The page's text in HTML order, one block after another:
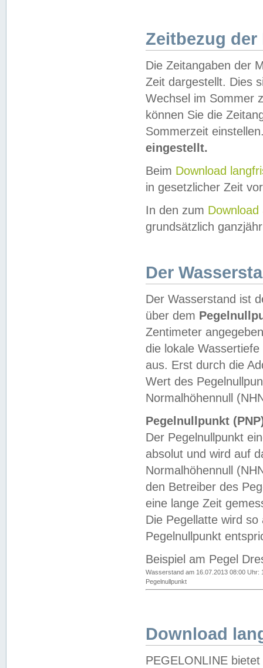
Zeitbezug der
Die Zeitangaben der
Zeit dargestellt. Dies
Wechsel im Sommer
können Sie die
Sommerzeit
eingestellt.
Beim Download
in gesetzlicher Zeit
In den zum Download
grundsätzlich
Der
Der Wasserstand ist
über dem
Zentimeter
die lokale
aus. Erst durch die
Wert des
Normalhöhennull
Pegelnullpunkt
Der Pegelnullpunkt
absolut und wird auf
Normalhöhennull
den Betreiber des
eine lange Zeit
Die Pegellatte wird
Pegelnullpunkt
Beispiel am Pegel
Wasserstand am 16.07.2013 08:00 Uhr:
Pegelnullpunkt
Download
PEGELONLINE